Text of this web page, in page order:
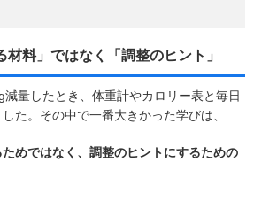
料」ではなく「調整のヒント」
量したとき、体重計やカロリー表と毎日
た。その中で一番大きかった学びは、
ためではなく、調整のヒントにするための